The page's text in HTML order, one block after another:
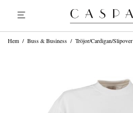
Hem / Buss & Business / Tröjor/Cardigan/Slipover